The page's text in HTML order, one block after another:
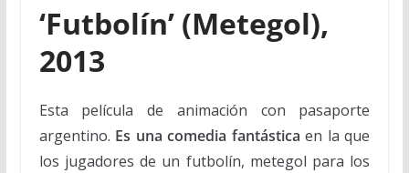
‘Futbolín’ (Metegol),
2013
Esta película de animación con pasaporte
argentino. Es una comedia fantástica en la que
los jugadores de un futbolín, metegol para los